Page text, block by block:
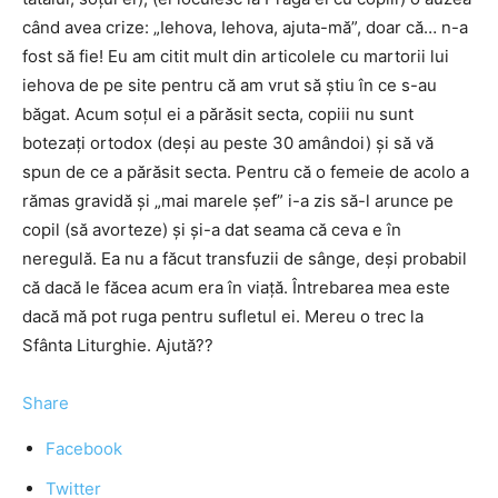
când avea crize: „Iehova, Iehova, ajuta-mă”, doar că… n-a
fost să fie! Eu am citit mult din articolele cu martorii lui
iehova de pe site pentru că am vrut să ştiu în ce s-au
băgat. Acum soţul ei a părăsit secta, copiii nu sunt
botezaţi ortodox (deşi au peste 30 amândoi) şi să vă
spun de ce a părăsit secta. Pentru că o femeie de acolo a
rămas gravidă şi „mai marele șef” i-a zis să-l arunce pe
copil (să avorteze) şi şi-a dat seama că ceva e în
neregulă. Ea nu a făcut transfuzii de sânge, deşi probabil
că dacă le făcea acum era în viaţă. Întrebarea mea este
dacă mă pot ruga pentru sufletul ei. Mereu o trec la
Sfânta Liturghie. Ajută??
Share
Facebook
Twitter